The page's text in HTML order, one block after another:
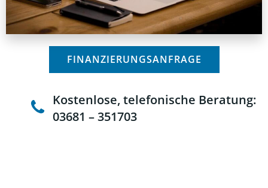
FINANZIERUNGSANFRAGE
Kostenlose, telefonische Beratung:
03681 – 351703